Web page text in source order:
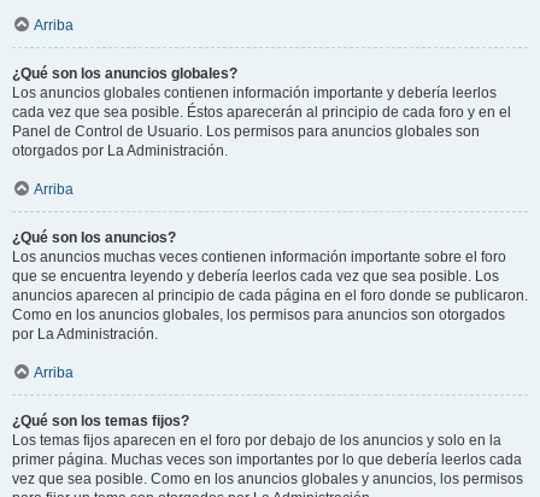
Arriba
¿Qué son los anuncios globales?
Los anuncios globales contienen información importante y debería leerlos
cada vez que sea posible. Éstos aparecerán al principio de cada foro y en el
Panel de Control de Usuario. Los permisos para anuncios globales son
otorgados por La Administración.
Arriba
¿Qué son los anuncios?
Los anuncios muchas veces contienen información importante sobre el foro
que se encuentra leyendo y debería leerlos cada vez que sea posible. Los
anuncios aparecen al principio de cada página en el foro donde se publicaron.
Como en los anuncios globales, los permisos para anuncios son otorgados
por La Administración.
Arriba
¿Qué son los temas fijos?
Los temas fijos aparecen en el foro por debajo de los anuncios y solo en la
primer página. Muchas veces son importantes por lo que debería leerlos cada
vez que sea posible. Como en los anuncios globales y anuncios, los permisos